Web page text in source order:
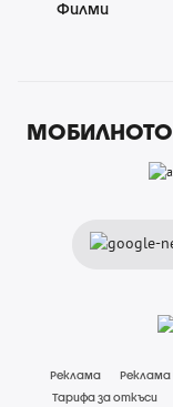
Филми
МОБИЛНОТО
Реклама Реклама
Тарифа за откъси